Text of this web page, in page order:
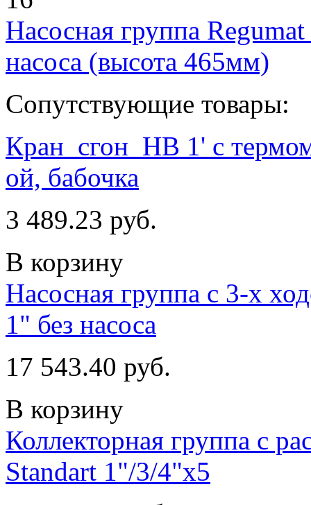
Насосная группа
насоса (высота 465мм)
Сопутствующие товары:
Кран_сгон_НВ 1' с
ой, бабочка
3 489.23 руб.
В корзину
Насосная группа с 3-х
1" без насоса
17 543.40 руб.
В корзину
Коллекторная группа с
Standart 1"/3/4"x5